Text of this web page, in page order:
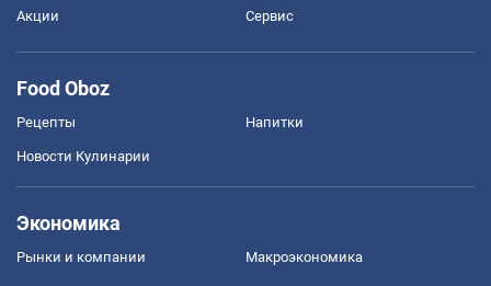
Акции Сервис
Food Oboz
Рецепты Напитки
Новости Кулинарии
Экономика
Рынки и компании Mакроэкономика